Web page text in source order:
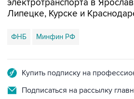
ФНБ Минфин РФ
Подписаться на рассылку
Получать оперативные